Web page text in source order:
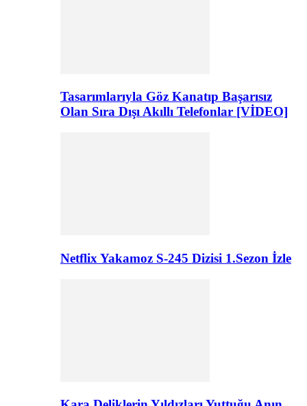
Tasarımlarıyla Göz Kanatıp Başarısız
Olan Sıra Dışı Akıllı Telefonlar [VİDEO]
Netflix Yakamoz S-245 Dizisi 1.Sezon İzle